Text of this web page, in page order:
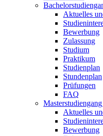
Aktuelles
Bewerbung
Zulassung
Studium
Praktikum
Studienplan
Stundenplan
Prüfungen
FAQ
Aktuelles
Bewerbung